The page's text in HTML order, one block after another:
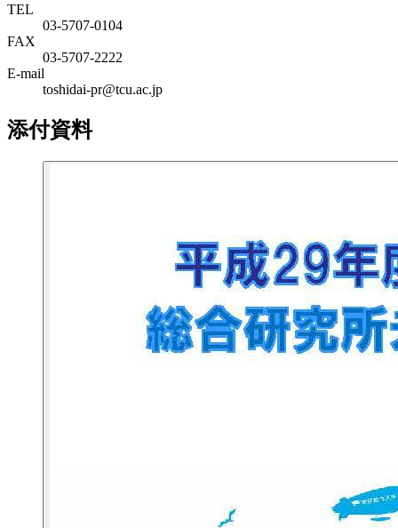
TEL
03-5707-0104
FAX
03-5707-2222
E-mail
toshidai-pr@tcu.ac.jp
添付資料